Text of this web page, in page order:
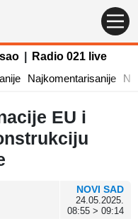
Radio 021 live
Najkomentarisanije
EU i
NOVI SAD
24.05.2025.
08:55 > 09:14